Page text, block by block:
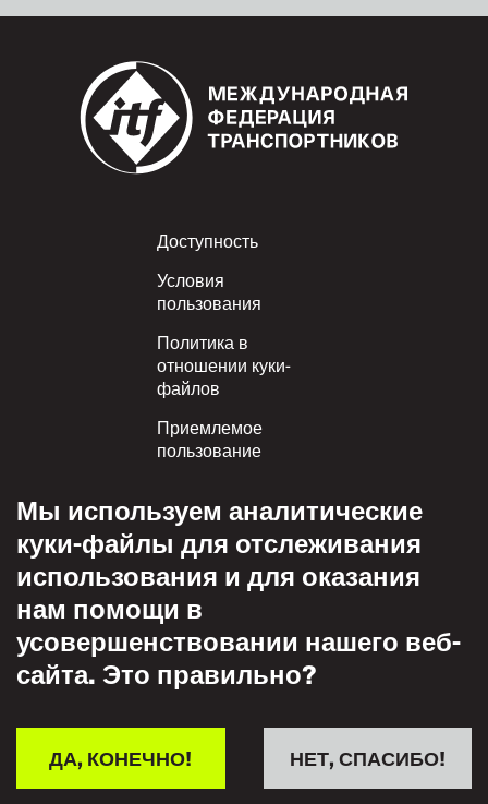
Footer
Доступность
Условия
пользования
Политика в
отношении куки-
файлов
Приемлемое
пользование
конфиденциальности
Политика взаимного
уважения
Мы используем аналитические
куки-файлы для отслеживания
использования и для оказания
нам помощи в
усовершенствовании нашего веб-
сайта. Это правильно?
НЕТ, СПАСИБО!
ДА, КОНЕЧНО!